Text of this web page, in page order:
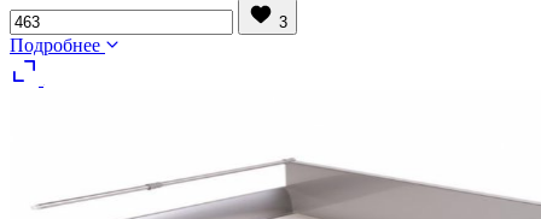
3
Подробнее